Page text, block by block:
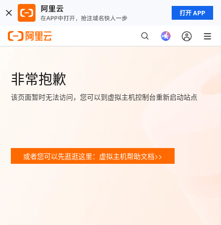
打开 APP
非常抱歉
该页面暂时无法访问，您可以到虚拟主机控制台重新启动站点
或者您可以先逛逛这里：虚拟主机帮助文档>>